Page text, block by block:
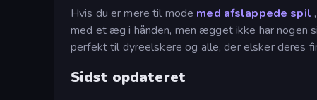
Hvis du er mere til mode med afslappede spil
med et æg i hånden, men ægget ikke har nogen
perfekt til dyreelskere og alle, der elsker deres
Sidst opdateret